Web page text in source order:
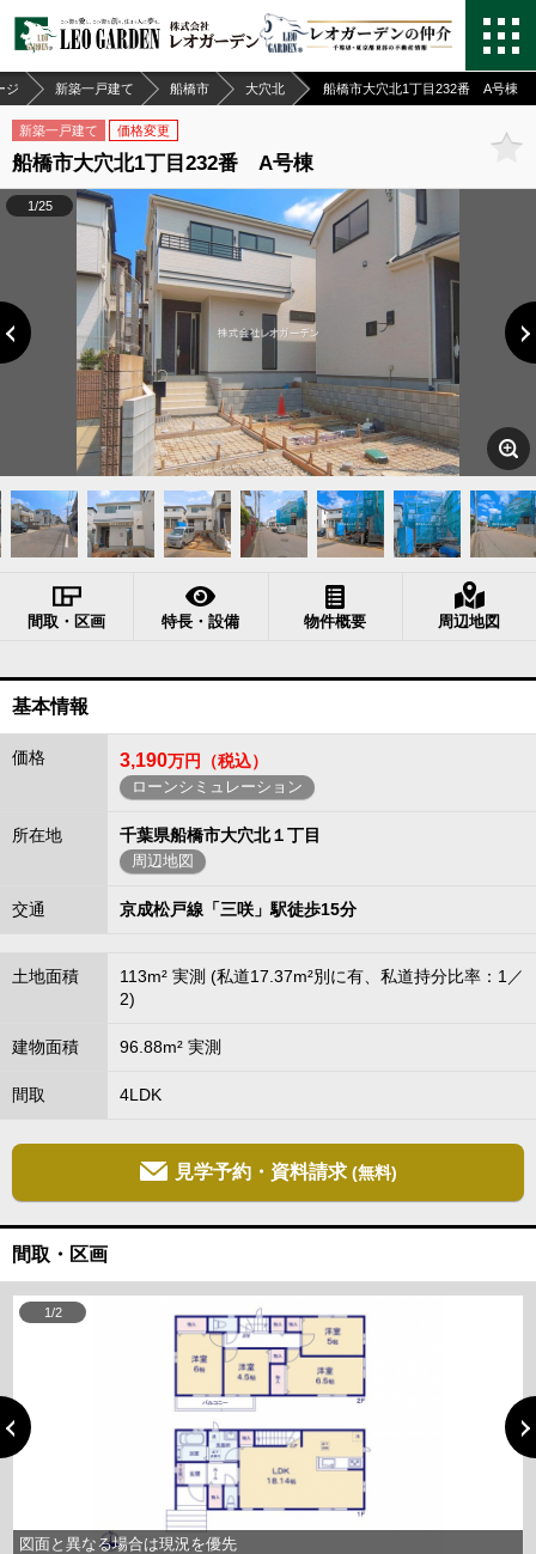
ジ 新築一戸建て 船橋市 大穴北 船橋市大穴北1丁目232番 A号棟
新築一戸建て 価格変更
船橋市大穴北1丁目232番 A号棟
1/25
間取・区画 特長・設備 物件概要 周辺地図
基本情報
価格 3,190万円（税込）
ローンシミュレーション
所在地 千葉県船橋市大穴北１丁目
周辺地図
交通 京成松戸線「三咲」駅徒歩15分
土地面積
113m² 実測 (私道17.37m²別に有、私道持分比率：1／
2)
建物面積 96.88m² 実測
間取 4LDK
見学予約・資料請求 (無料)
間取・区画
図面と異なる場合は現況を優先
1/2